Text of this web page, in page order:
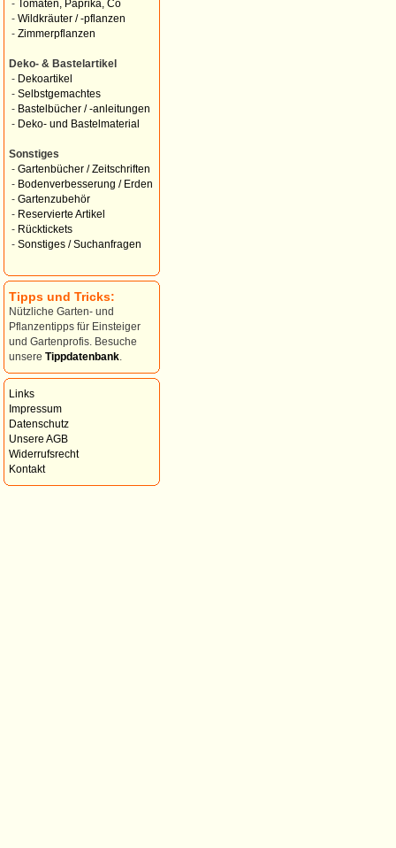
- Tomaten, Paprika, Co
- Wildkräuter / -pflanzen
- Zimmerpflanzen
Deko- & Bastelartikel
- Dekoartikel
- Selbstgemachtes
- Bastelbücher / -anleitungen
- Deko- und Bastelmaterial
Sonstiges
- Gartenbücher / Zeitschriften
- Bodenverbesserung / Erden
- Gartenzubehör
- Reservierte Artikel
- Rücktickets
- Sonstiges / Suchanfragen
Tipps und Tricks:
Nützliche Garten- und
Pflanzentipps für Einsteiger
und Gartenprofis. Besuche
unsere Tippdatenbank
Links
Impressum
Datenschutz
Unsere AGB
Widerrufsrecht
Kontakt